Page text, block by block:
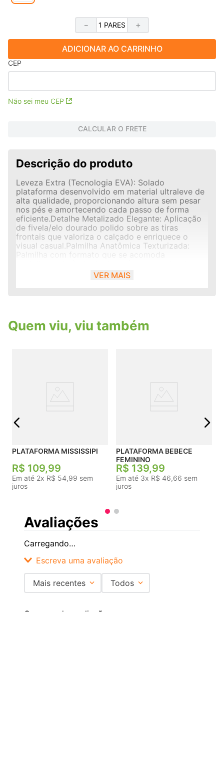
＋
－
ADICIONAR AO CARRINHO
CEP
Não sei meu CEP
CALCULAR O FRETE
Descrição do produto
Leveza Extra (Tecnologia EVA): Solado
plataforma desenvolvido em material ultraleve de
alta qualidade, proporcionando altura sem pesar
nos pés e amortecendo cada passo de forma
eficiente.Detalhe Metalizado Elegante: Aplicação
de fivela/elo dourado polido sobre as tiras
frontais que valoriza o calçado e enriquece o
visual casual.Palmilha Anatômica Texturizada:
Palmilha com formato que se acomoda
ranhuras em ondas que evitam o deslizamento
interno e massageiam a pisada.Tiras de Dedo
machucar ou causar atritos.Solado
Antiderrapante: Base com frisos horizontais e
recortes anatômicos que oferecem excelente
VER MAIS
Quem viu, viu também
PLATAFORMA MISSISSIPI
R$ 109,99
Em até 2x R$ 54,99 sem
juros
PLATAFORMA BEBECE
FEMININO
R$ 139,99
Em até 3x R$ 46,66 sem
juros
Avaliações
Carregando…
Escreva uma avaliação
Mais recentes Todos
Carregando avaliações…